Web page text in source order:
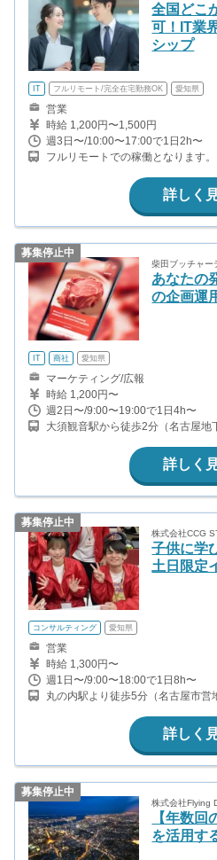
全国どこ
可！IT業
シップ
IT フルリモート/完全在宅勤務OK 愛知県
営業
時給 1,200円〜1,500円
週3日〜/10:00〜17:00で1日2h〜
フルリモートでの稼働となります。
詳しく
募集停止中
柴田ブッチャー
あなたの
の企画運
IT 商社 愛知県
マーケティング/広報
時給 1,200円〜
週2日〜/9:00〜19:00で1日4h〜
大須観音駅から徒歩2分（名古屋地
詳しく
募集停止中
株式会社CCG
子供に学
土日限定
コンサルティング 愛知県
営業
時給 1,300円〜
週1日〜/9:00〜18:00で1日8h〜
丸の内駅より徒歩5分（名古屋市営
詳しく
募集停止中
株式会社Flying
【年数
を活用す